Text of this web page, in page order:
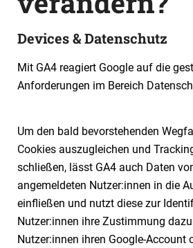
Devices & Datenschutz
Mit GA4 reagiert Google auf die
Anforderungen im Bereich
Um den bald bevorstehenden
Cookies auszugleichen und
schließen, lässt GA4 auch Daten
angemeldeten Nutzer:innen in die
einfließen und nutzt diese zur
Nutzer:innen ihre Zustimmung
Nutzer:innen ihren Google-Account